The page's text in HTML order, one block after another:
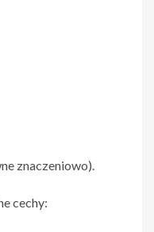
znaczeniowo).
cechy: